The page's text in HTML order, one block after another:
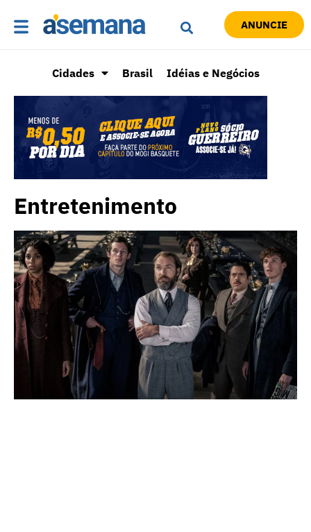
ANUNCIE
Cidades Brasil Idéias e Negócios
Entretenimento